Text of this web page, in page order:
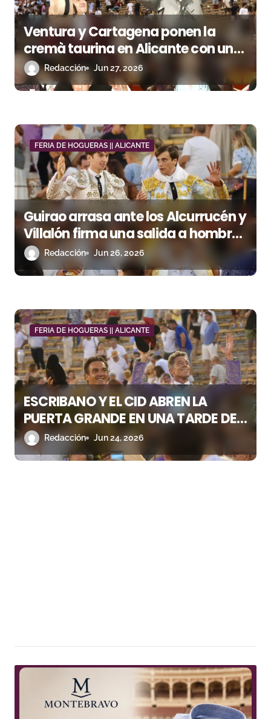
e
n
t
r
d
a
s
Ventura y Cartagena ponen la
cremà taurina en Alicante con una
gran tarde de rejones
Redacción Jun 27, 2026
FERIA DE HOGUERAS || ALICANTE
Guirao arrasa ante los Alcurrucén y
Villalón firma una salida a hombros
de peso
Redacción Jun 26, 2026
FERIA DE HOGUERAS || ALICANTE
ESCRIBANO Y EL CID ABREN LA
PUERTA GRANDE EN UNA TARDE DE
OFICIO CON LOS VICTORINOS EN
ALICANTE
Redacción Jun 24, 2026